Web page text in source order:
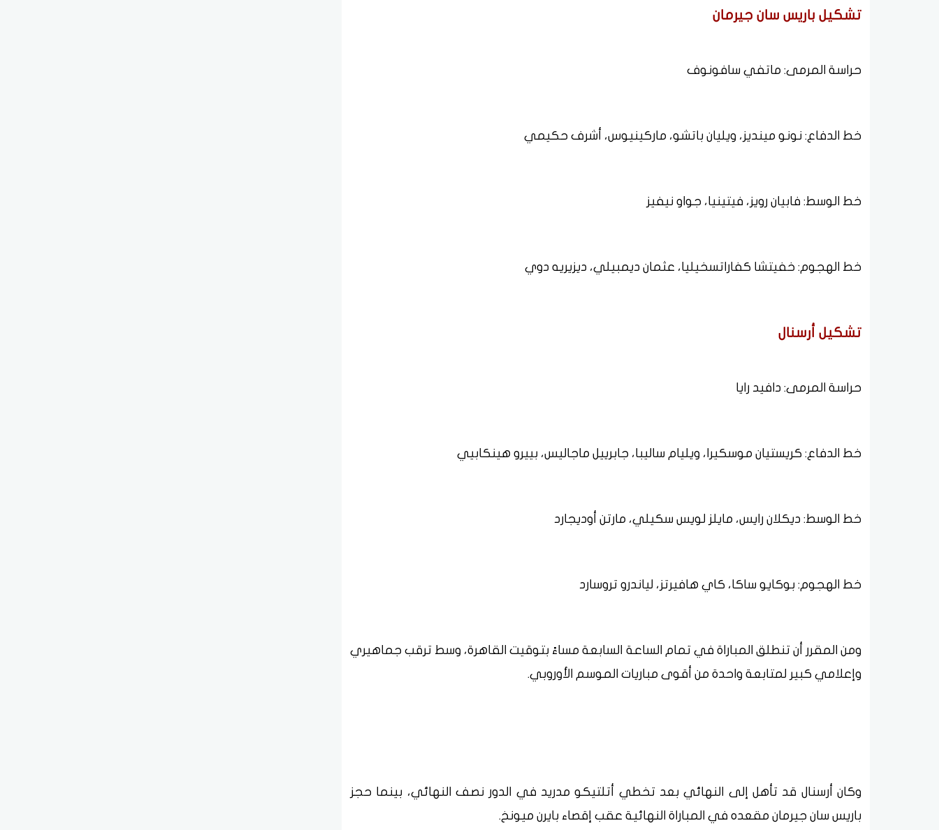
تشكيل باريس سان جيرمان
حراسة المرمى: ماتفي سافونوف
خط الدفاع: نونو مينديز، ويليان باتشو، ماركينيوس، أشرف حكيمي
خط الوسط: فابيان رويز، فيتينيا، جواو نيفيز
خط الهجوم: خفيتشا كفاراتسخيليا، عثمان ديمبيلي، ديزيريه دوي
تشكيل أرسنال
حراسة المرمى: دافيد رايا
خط الدفاع: كريستيان موسكيرا، ويليام ساليبا، جابرييل ماجاليس، بييرو هينكابيي
خط الوسط: ديكلان رايس، مايلز لويس سكيلي، مارتن أوديجارد
خط الهجوم: بوكايو ساكا، كاي هافيرتز، لياندرو تروسارد
ومن المقرر أن تنطلق المباراة في تمام الساعة السابعة مساءً بتوقيت القاهرة، وسط ترقب جماهيري
وإعلامي كبير لمتابعة واحدة من أقوى مباريات الموسم الأوروبي.
وكان أرسنال قد تأهل إلى النهائي بعد تخطي أتلتيكو مدريد في الدور نصف النهائي، بينما حجز
باريس سان جيرمان مقعده في المباراة النهائية عقب إقصاء بايرن ميونخ.